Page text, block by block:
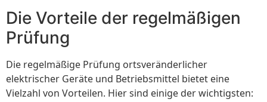
Die Vorteile der regelmäßigen
Prüfung
Die regelmäßige Prüfung ortsveränderlicher
elektrischer Geräte und Betriebsmittel bietet eine
Vielzahl von Vorteilen. Hier sind einige der wichtigsten: